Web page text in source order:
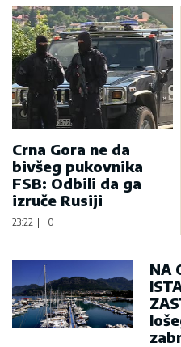
Crna Gora ne da
bivšeg pukovnika
FSB: Odbili da ga
izruče Rusiji
23:22 | 0
NA